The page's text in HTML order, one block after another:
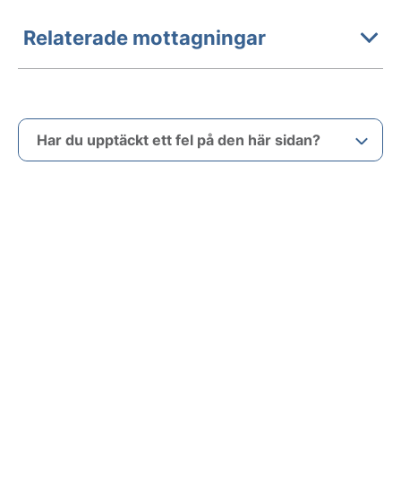
Relaterade mottagningar
Har du upptäckt ett fel på den här sidan?